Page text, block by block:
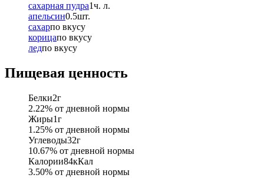
сахарная пудра1ч. л.
апельсин0.5шт.
сахарпо вкусу
корицапо вкусу
ледпо вкусу
Пищевая ценность
Белки2г
2.22% от дневной нормы
Жиры1г
1.25% от дневной нормы
Углеводы32г
10.67% от дневной нормы
Калории84кКал
3.50% от дневной нормы